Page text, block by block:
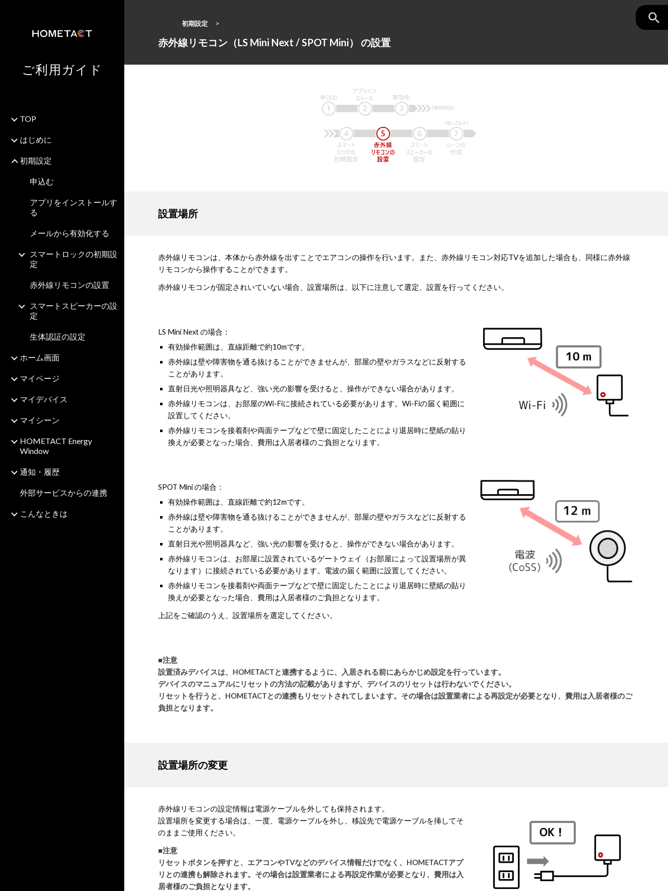
ご利用ガイド
TOP
はじめに
初期設定
申込む
アプリをインストールす
る
メールから有効化する
スマートロックの初期設
定
赤外線リモコンの設置
スマートスピーカーの設
定
生体認証の設定
ホーム画面
マイページ
マイデバイス
マイシーン
HOMETACT Energy
Window
通知・履歴
外部サービスからの連携
こんなときは
初期設定
赤外線リモコン（LS Mini Next / SPOT Mini） の設置
設置場所
赤外線リモコンは、本体から赤外線を出すことでエアコンの操作を行います。また、赤外線リモコン対応TVを追加した場合も、同様に赤外線
リモコンから操作することができます。
赤外線リモコンが固定されいていない場合、設置場所は、以下に注意して選定、設置を行ってください。
LS Mini Next の場合：
有効操作範囲は、直線距離で約10mです。
赤外線は壁や障害物を通る抜けることができませんが、部屋の壁やガラスなどに反射する
ことがあります。
直射日光や照明器具など、強い光の影響を受けると、操作ができない場合があります。
赤外線リモコンは、お部屋のWi-Fiに接続されている必要があります。Wi-Fiの届く範囲に
設置してください。
赤外線リモコンを接着剤や両面テープなどで壁に固定したことにより退居時に壁紙の貼り
換えが必要となった場合、費用は入居者様のご負担となります。
SPOT Mini の場合：
有効操作範囲は、直線距離で約12mです。
赤外線は壁や障害物を通る抜けることができませんが、部屋の壁やガラスなどに反射する
ことがあります。
直射日光や照明器具など、強い光の影響を受けると、操作ができない場合があります。
赤外線リモコンは、お部屋に設置されているゲートウェイ（お部屋によって設置場所が異
なります）に接続されている必要があります。電波の届く範囲に設置してください。
赤外線リモコンを接着剤や両面テープなどで壁に固定したことにより退居時に壁紙の貼り
換えが必要となった場合、費用は入居者様のご負担となります。
上記をご確認のうえ、設置場所を選定してください。
■注意
設置済みデバイスは、HOMETACTと連携するように、入居される前にあらかじめ設定を行っています。
デバイスのマニュアルにリセットの方法の記載がありますが、デバイスのリセットは行わないでください。
リセットを行うと、HOMETACTとの連携もリセットされてしまいます。その場合は設置業者による再設定が必要となり、費用は入居者様のご
負担となります。
設置場所の変更
赤外線リモコンの設定情報は電源ケーブルを外しても保持されます。
設置場所を変更する場合は、一度、電源ケーブルを外し、移設先で電源ケーブルを挿してそ
のままご使用ください。
■注意
リセットボタンを押すと、エアコンやTVなどのデバイス情報だけでなく、HOMETACTアプ
リとの連携も解除されます。その場合は設置業者による再設定作業が必要となり、費用は入
居者様のご負担となります。